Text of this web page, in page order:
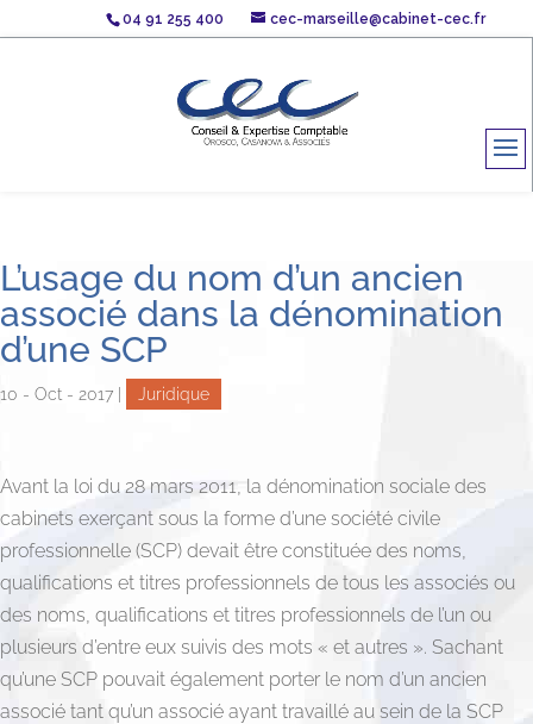
04 91 255 400 cec-marseille@cabinet-cec.fr
L’usage du nom d’un ancien
associé dans la dénomination
d’une SCP
10 - Oct - 2017 Juridique
Avant la loi du 28 mars 2011, la dénomination sociale des
cabinets exerçant sous la forme d’une société civile
professionnelle (SCP) devait être constituée des noms,
qualifications et titres professionnels de tous les associés ou
des noms, qualifications et titres professionnels de l’un ou
plusieurs d’entre eux suivis des mots « et autres ». Sachant
qu’une SCP pouvait également porter le nom d’un ancien
associé tant qu’un associé ayant travaillé au sein de la SCP